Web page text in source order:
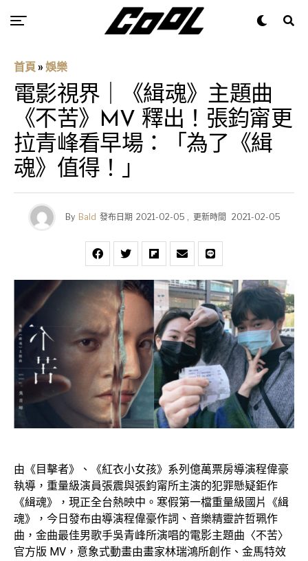
首頁 » 娛樂
電影視界｜《緝魂》主題曲
《不苦》MV 釋出！張鈞甯更
拉青峰看早場：「為了《緝
魂》值得！」
By Bald 發布日期 2021-02-05 , 更新時間 2021-02-05
由《目擊者》、《紅衣小女孩》系列億萬票房導演程偉豪
執導，重量級演員張震與張鈞甯所主演的犯罪懸疑鉅作
《緝魂》，現正全台熱映中。寒假第一檔重量級國片《緝
魂》，今日發布由導演程偉豪作詞、音樂精靈許哲珮作
曲，金曲最佳男歌手吳青峰所演唱的電影主題曲〈不苦〉
官方版 MV ，意象式動畫由畫家林瑞鴻所創作、金馬特效